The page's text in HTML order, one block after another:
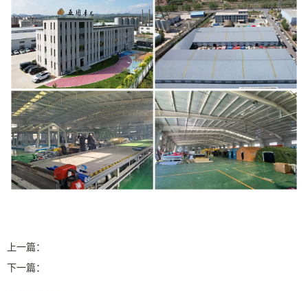
上一篇：
下一篇：